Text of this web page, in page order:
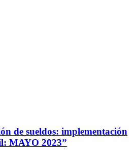
de sueldos: implementación
MAYO 2023”